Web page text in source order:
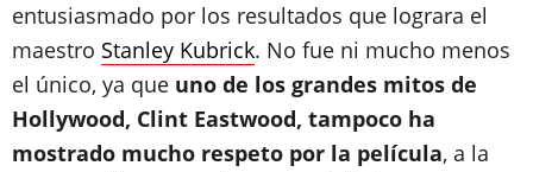
entusiasmado por los resultados que lograra el
maestro Stanley Kubrick. No fue ni mucho menos
el único, ya que uno de los grandes mitos de
Hollywood, Clint Eastwood, tampoco ha
mostrado mucho respeto por la película, a la